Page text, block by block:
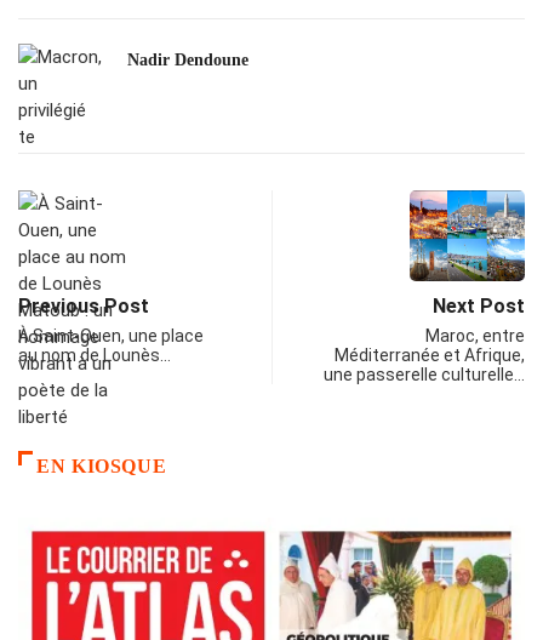
Nadir Dendoune
Previous Post
À Saint-Ouen, une place
au nom de Lounès…
Next Post
Maroc, entre
Méditerranée et Afrique,
une passerelle culturelle…
EN KIOSQUE